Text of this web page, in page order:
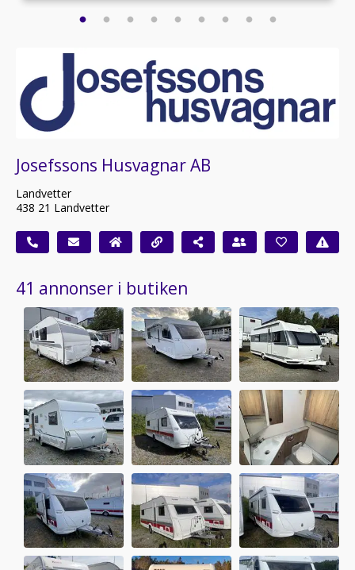
Josefssons Husvagnar AB
Landvetter
438 21 Landvetter
41 annonser i butiken